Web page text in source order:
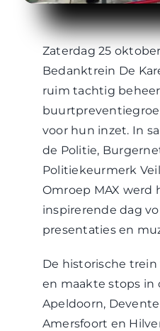
Zaterdag 25
Bedanktrein De
ruim tachtig
voor hun inzet. In
de Politie,
Politiekeurmerk
Omroep MAX werd
inspirerende dag
presentaties en
De historische
en maakte stops in
Apeldoorn,
Amersfoort en